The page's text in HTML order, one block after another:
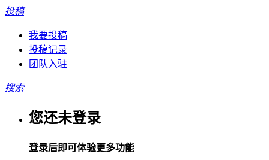
投稿
我要投稿
投稿记录
团队入驻
搜索
您还未登录
登录后即可体验更多功能